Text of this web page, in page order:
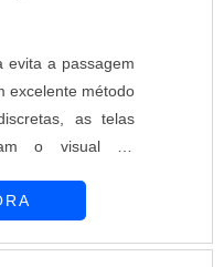
evita a passagem
excelente método
as telas
o visual do
se consolidou no